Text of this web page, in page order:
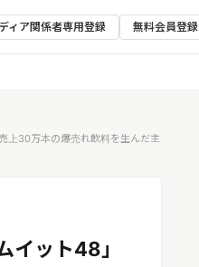
ィア関係者専用登録 無料会員登録
上30万本の爆売れ飲料を生んだ主
イット48」